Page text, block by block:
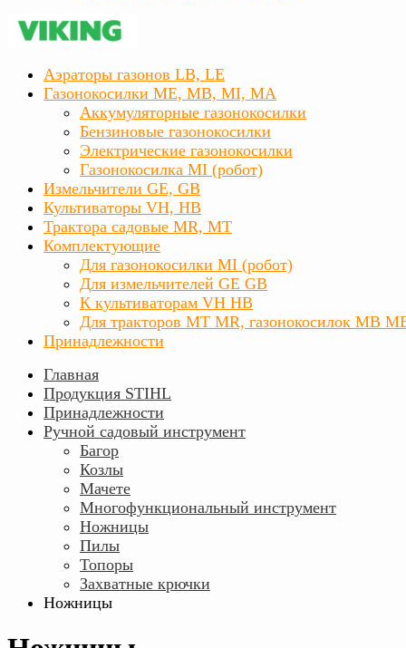
Аэраторы газонов LB, LE
Газонокосилки ME, MB, MI, MA
Аккумуляторные газонокосилки
Бензиновые газонокосилки
Электрические газонокосилки
Газонокосилка MI (робот)
Измельчители GE, GB
Культиваторы VH, HB
Трактора садовые MR, MT
Комплектующие
Для газонокосилки MI (робот)
Для измельчителей GE GB
К культиваторам VH HB
Для тракторов МТ MR, газонокосилок MB
Принадлежности
Главная
Продукция STIHL
Принадлежности
Ручной садовый инструмент
Багор
Козлы
Мачете
Многофункциональный инструмент
Ножницы
Пилы
Топоры
Захватные крючки
Ножницы